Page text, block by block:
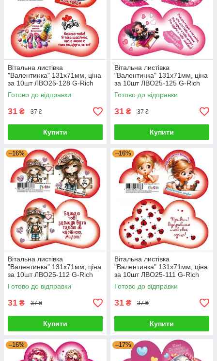
Вітальна листівка
"Валентинка" 131х71мм, ціна
за 10шт ЛВО25-128 G-Rich
Готово до відправки
31 ₴ 37 ₴
Купити
Вітальна листівка
"Валентинка" 131х71мм, ціна
за 10шт ЛВО25-125 G-Rich
Готово до відправки
31 ₴ 37 ₴
Купити
–16%
Вітальна листівка
"Валентинка" 131х71мм, ціна
за 10шт ЛВО25-112 G-Rich
Готово до відправки
31 ₴ 37 ₴
Купити
–16%
Вітальна листівка
"Валентинка" 131х71мм, ціна
за 10шт ЛВО25-111 G-Rich
Готово до відправки
31 ₴ 37 ₴
Купити
–16% –17%